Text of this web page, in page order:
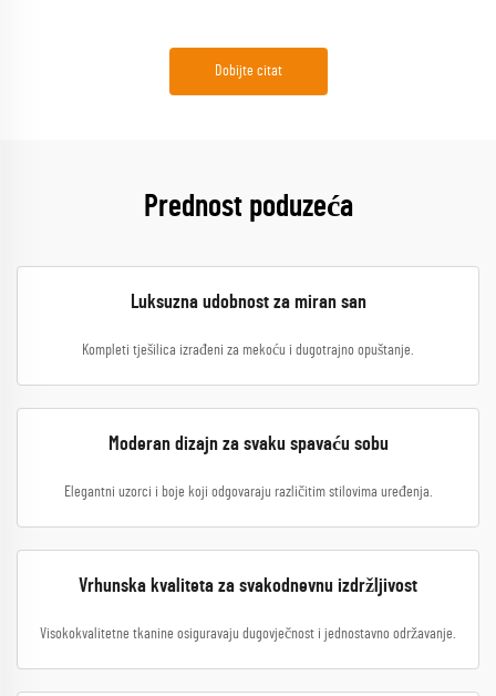
Dobijte citat
Prednost poduzeća
Luksuzna udobnost za miran san
Kompleti tješilica izrađeni za mekoću i dugotrajno opuštanje.
Moderan dizajn za svaku spavaću sobu
Elegantni uzorci i boje koji odgovaraju različitim stilovima uređenja.
Vrhunska kvaliteta za svakodnevnu izdržljivost
Visokokvalitetne tkanine osiguravaju dugovječnost i jednostavno održavanje.